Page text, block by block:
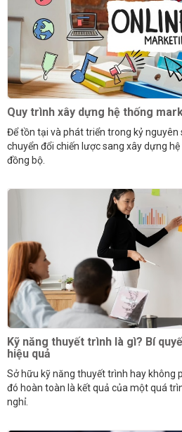
Quy trình xây dựng hệ thống
Để tồn tại và phát triển trong kỷ nguyên
chuyển đổi chiến lược sang xây dựng
đồng bộ.
Kỹ năng thuyết trình là gì? Bí
hiệu quả
Sở hữu kỹ năng thuyết trình hay không
đó hoàn toàn là kết quả của một quá
nghỉ.